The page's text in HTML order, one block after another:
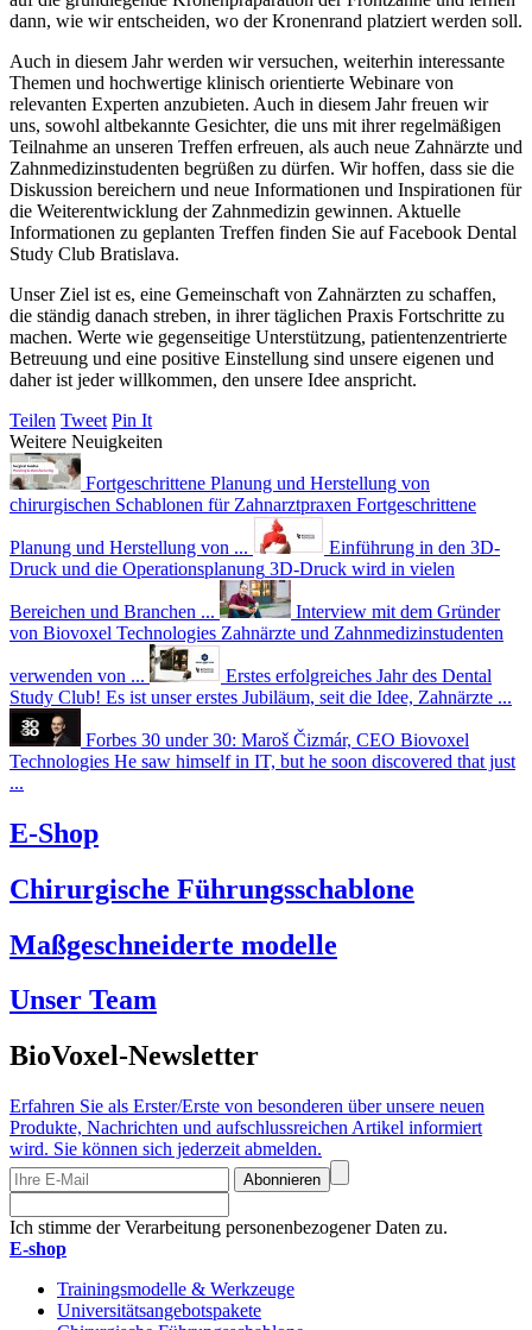
dann, wie wir entscheiden, wo der Kronenrand platziert werden soll.
Auch in diesem Jahr werden wir versuchen, weiterhin interessante
Themen und hochwertige klinisch orientierte Webinare von
relevanten Experten anzubieten. Auch in diesem Jahr freuen wir
uns, sowohl altbekannte Gesichter, die uns mit ihrer regelmäßigen
Teilnahme an unseren Treffen erfreuen, als auch neue Zahnärzte und
Zahnmedizinstudenten begrüßen zu dürfen. Wir hoffen, dass sie die
Diskussion bereichern und neue Informationen und Inspirationen für
die Weiterentwicklung der Zahnmedizin gewinnen. Aktuelle
Informationen zu geplanten Treffen finden Sie auf Facebook Dental
Study Club Bratislava.
Unser Ziel ist es, eine Gemeinschaft von Zahnärzten zu schaffen,
die ständig danach streben, in ihrer täglichen Praxis Fortschritte zu
machen. Werte wie gegenseitige Unterstützung, patientenzentrierte
Betreuung und eine positive Einstellung sind unsere eigenen und
daher ist jeder willkommen, den unsere Idee anspricht.
Teilen Tweet Pin It
Weitere Neuigkeiten
Fortgeschrittene Planung und Herstellung von
chirurgischen Schablonen für Zahnarztpraxen Fortgeschrittene
Planung und Herstellung von ...
Einführung in den 3D-
Druck und die Operationsplanung 3D-Druck wird in vielen
Bereichen und Branchen ...
Interview mit dem Gründer
von Biovoxel Technologies Zahnärzte und Zahnmedizinstudenten
verwenden von ...
Erstes erfolgreiches Jahr des Dental
Study Club! Es ist unser erstes Jubiläum, seit die Idee, Zahnärzte ...
Forbes 30 under 30: Maroš Čizmár, CEO Biovoxel
Technologies He saw himself in IT, but he soon discovered that just
...
E-Shop
Chirurgische Führungsschablone
Maßgeschneiderte modelle
Unser Team
BioVoxel-Newsletter
Erfahren Sie als Erster/Erste von besonderen über unsere neuen
Produkte, Nachrichten und aufschlussreichen Artikel informiert
wird. Sie können sich jederzeit abmelden.
Abonnieren
Ich stimme der Verarbeitung personenbezogener Daten zu.
E-shop
Trainingsmodelle & Werkzeuge
Universitätsangebotspakete